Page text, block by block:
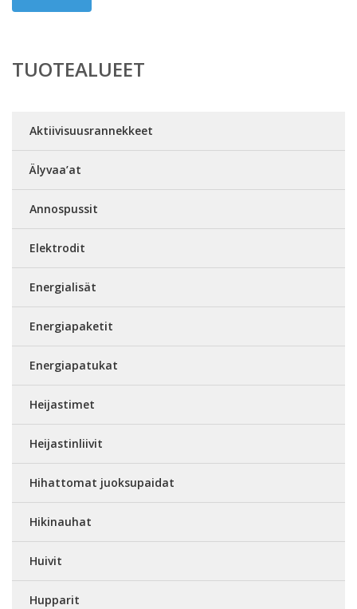
TUOTEALUEET
Aktiivisuusrannekkeet
Älyvaa’at
Annospussit
Elektrodit
Energialisät
Energiapaketit
Energiapatukat
Heijastimet
Heijastinliivit
Hihattomat juoksupaidat
Hikinauhat
Huivit
Hupparit